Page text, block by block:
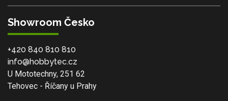
Showroom Česko
+420 840 810 810
info@hobbytec.cz
U Mototechny, 251 62
Tehovec - Říčany u Prahy